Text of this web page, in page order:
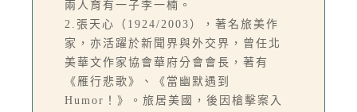
兩人育有一子李一楠。
2.張天心（1924/2003），著名旅美作
家，亦活躍於新聞界與外交界，曾任北
美華文作家協會華府分會會長，著有
《雁行悲歌》、《當幽默遇到
Humor！》。旅居美國，後因槍擊案入